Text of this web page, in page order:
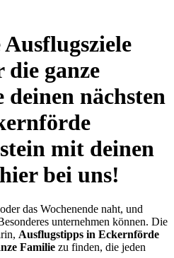
ganze
nächsten
mit deinen
bei uns!
das Wochenende naht, und
unternehmen können. Die
Ausflugstipps in Eckernförde
Familie zu finden, die jeden